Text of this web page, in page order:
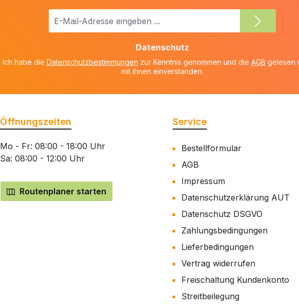
E-
Datenschutz
Ich habe die Datenschutzbestimmungen zur Kenntnis genommen und die AGB gelesen
mit ihnen einverstanden.
Öffnungszeiten
Mo - Fr: 08:00 - 18:00 Uhr
Sa: 08:00 - 12:00 Uhr
Routenplaner starten
Service
Bestellformular
AGB
Impressum
Datenschutzerklärung AUT
Datenschutz DSGVO
Zahlungsbedingungen
Lieferbedingungen
Vertrag widerrufen
Freischaltung Kundenkonto
Streitbeilegung